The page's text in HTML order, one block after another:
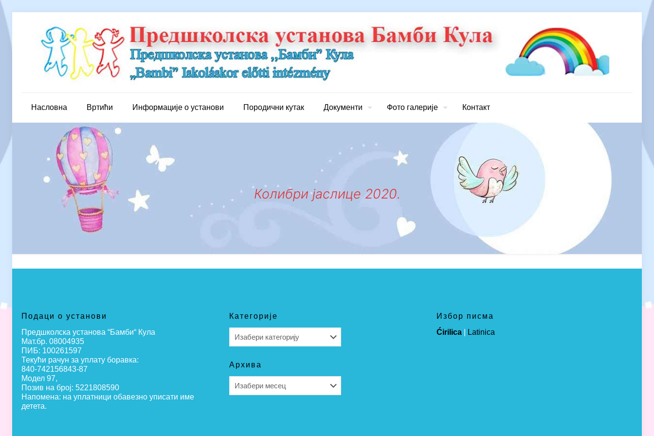
Насловна Вртићи Информације о установи Породични кутак Документи Фото галерије Контакт
Колибри јаслице 2020.
Подаци о установи
Предшколска установа “Бамби“ Кула
Мат.бр. 08004935
ПИБ: 100261597
Текући рачун за уплату боравка:
840-742156843-87
Модел 97,
Позив на број: 5221808590
Напомена: на уплатници обавезно уписати име
детета.
Категорије
Архива
Избор писма
Ćirilica
Latinica